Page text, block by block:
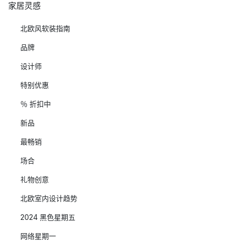
家居灵感
北欧风软装指南
品牌
设计师
特别优惠
％ 折扣中
新品
最畅销
场合
礼物创意
北欧室内设计趋势
2024 黑色星期五
网络星期一